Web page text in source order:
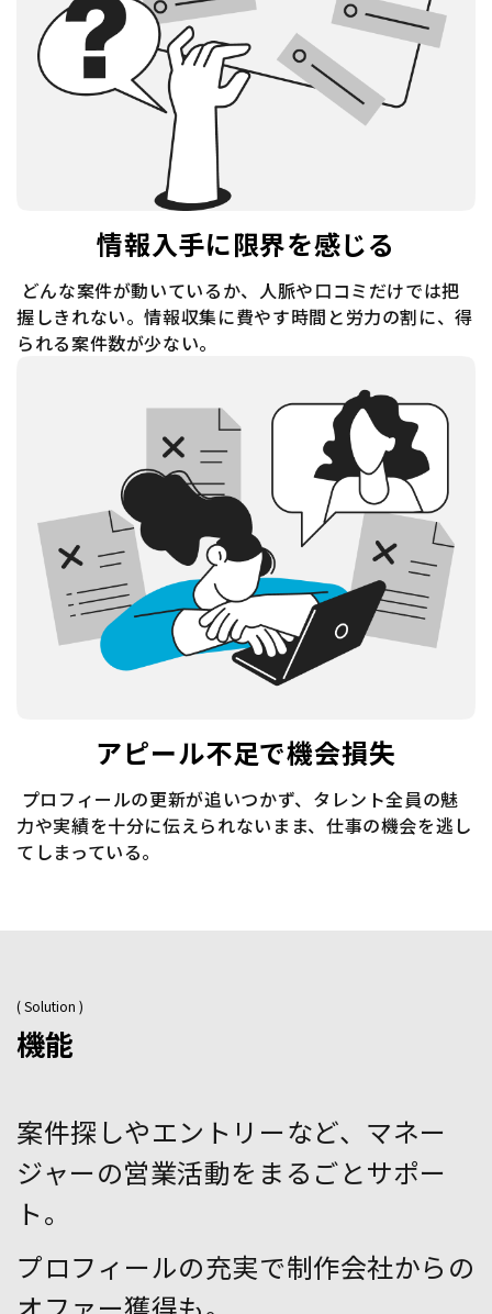
情報入手に限界を感じる
どんな案件が動いているか、人脈や口コミだけでは把
握しきれない。情報収集に費やす時間と労力の割に、得
られる案件数が少ない。
アピール不足で機会損失
プロフィールの更新が追いつかず、タレント全員の魅
力や実績を十分に伝えられないまま、仕事の機会を逃し
てしまっている。
( Solution )
機能
案件探しやエントリーなど、マネー
ジャーの営業活動をまるごとサポー
ト。
プロフィールの充実で制作会社からの